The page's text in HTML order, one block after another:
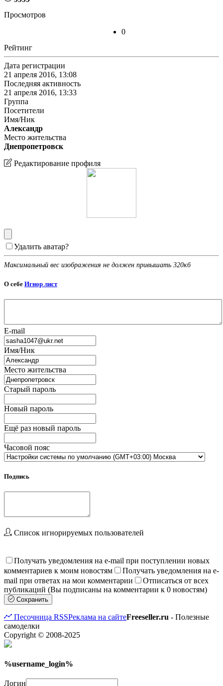
Просмотров
0
Рейтинг
Дата регистрации
21 апреля 2016, 13:08
Последняя активность
21 апреля 2016, 13:33
Группа
Посетители
Имя/Ник
Александр
Место жительства
Днепропетровск
Редактирование профиля
Удалить аватар?
Максимальный вес изображения не должен привышать 320кб
О себе Игнор лист
E-mail
Имя/Ник
Место жительства
Старый пароль
Новый пароль
Ещё раз новый пароль
Часовой пояс
Подпись
Список игнорируемых пользователей
Получать уведомления на e-mail при поступлении новых
комментариев к моим новостям
Получать уведомления на e-
mail при ответах на мои комментарии
Отписаться от всех
публикаций (Вы подписаны на комментарии к 0 новостям)
Сохранить
Песочница RSSРеклама на сайтеFreeseller.ru - Полезные
самоделки
Copyright © 2008-2025
%username_login%
Логин